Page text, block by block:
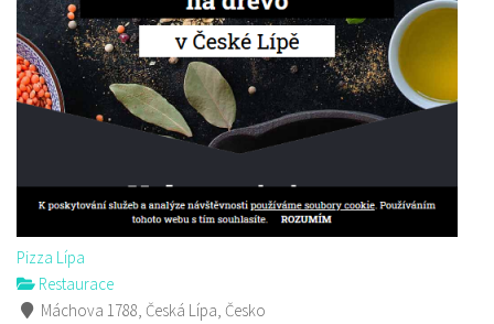
Pizza Lípa
Restaurace
Máchova 1788, Česká Lípa, Česko